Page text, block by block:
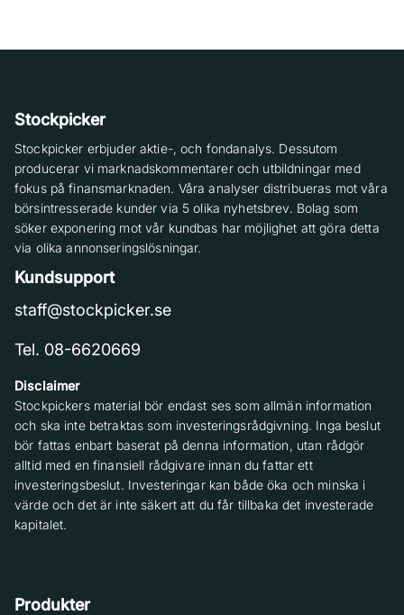
Stockpicker
Stockpicker erbjuder aktie-, och fondanalys. Dessutom
producerar vi marknadskommentarer och utbildningar med
fokus på finansmarknaden. Våra analyser distribueras mot våra
börsintresserade kunder via 5 olika nyhetsbrev. Bolag som
söker exponering mot vår kundbas har möjlighet att göra detta
via olika annonseringslösningar.
Kundsupport
staff@stockpicker.se
Tel. 08-6620669
Disclaimer
Stockpickers material bör endast ses som allmän information
och ska inte betraktas som investeringsrådgivning. Inga beslut
bör fattas enbart baserat på denna information, utan rådgör
alltid med en finansiell rådgivare innan du fattar ett
investeringsbeslut. Investeringar kan både öka och minska i
värde och det är inte säkert att du får tillbaka det investerade
kapitalet.
Produkter